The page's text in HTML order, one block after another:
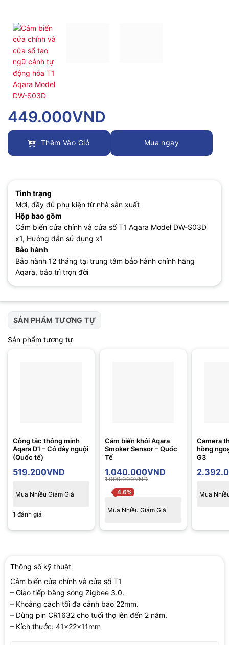
449.000VND
Thêm Vào Giỏ Mua ngay
Tình trạng
Mới, đầy đủ phụ kiện từ nhà sản xuất
Hộp bao gồm
Cảm biến cửa chính và cửa sổ T1 Aqara Model DW-S03D
x1, Hướng dẫn sử dụng x1
Bảo hành
Bảo hành 12 tháng tại trung tâm bảo hành chính hãng
Aqara, bảo trì trọn đời
SẢN PHẨM TƯƠNG TỰ
Sản phẩm tương tự
Công tắc thông minh
Aqara D1 – Có dây nguội
(Quốc tế)
519.200VND
Mua Nhiều Giảm Giá
1 đánh giá
Cảm biến khói Aqara
Smoker Sensor – Quốc
Tế
1.040.000VND
1.090.000VND
4.6%
Mua Nhiều Giảm Giá
Camera
hồng
G3
Mua
Thông số kỹ thuật
Cảm biến cửa chính và cửa sổ T1
– Giao tiếp bằng sóng Zigbee 3.0.
– Khoảng cách tối đa cảnh báo 22mm.
– Dùng pin CR1632 cho tuổi thọ lên đến 2 năm.
– Kích thước: 41x22x11mm